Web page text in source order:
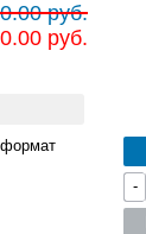
руб.
руб.
-